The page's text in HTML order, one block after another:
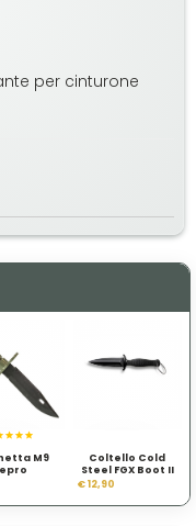
per cinturone
M9
Coltello Cold
Steel FGX Boot II
92FBB
€ 12,90